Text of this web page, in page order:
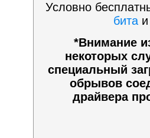
Условно
бита
*Внимание
некоторых
специальный
обрывов
драйвера